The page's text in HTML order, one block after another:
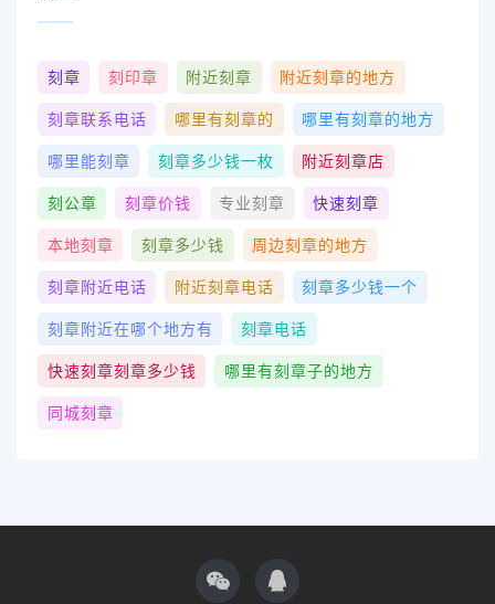
刻章 刻印章 附近刻章 附近刻章的地方
刻章联系电话 哪里有刻章的 哪里有刻章的地方
哪里能刻章 刻章多少钱一枚 附近刻章店
刻公章 刻章价钱 专业刻章 快速刻章
本地刻章 刻章多少钱 周边刻章的地方
刻章附近电话 附近刻章电话 刻章多少钱一个
刻章附近在哪个地方有 刻章电话
快速刻章刻章多少钱 哪里有刻章子的地方
同城刻章